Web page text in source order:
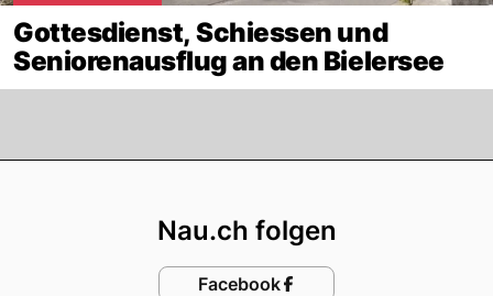
Gottesdienst, Schiessen und
Seniorenausflug an den Bielersee
Nau.ch folgen
Facebook